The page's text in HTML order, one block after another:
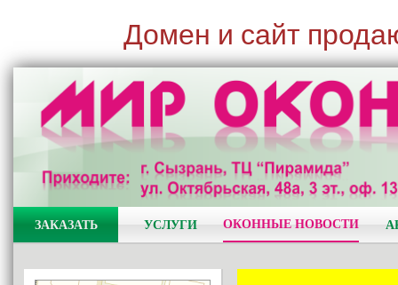
Домен и сайт
ЗАКАЗАТЬ УСЛУГИ ОКОННЫЕ НОВОСТИ